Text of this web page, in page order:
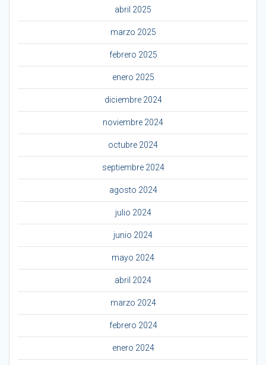
abril 2025
marzo 2025
febrero 2025
enero 2025
diciembre 2024
noviembre 2024
octubre 2024
septiembre 2024
agosto 2024
julio 2024
junio 2024
mayo 2024
abril 2024
marzo 2024
febrero 2024
enero 2024